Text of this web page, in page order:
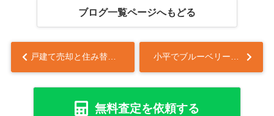
ブログ一覧ページへもどる
戸建て売却と住み替えの進め方は？初めてでも迷わない手順を解説... 小平でブルーベリー狩りデビュー！6月の味わい方と周辺スポット紹介...
無料査定を依頼する